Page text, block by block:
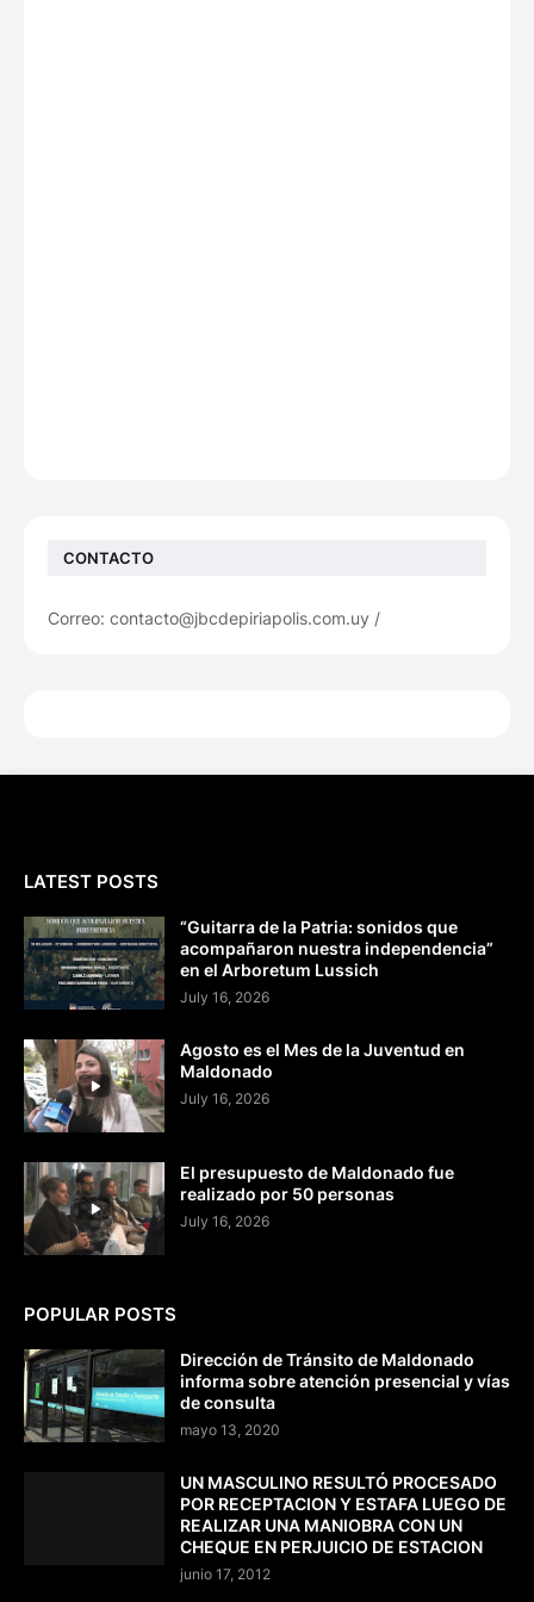
CONTACTO
Correo: contacto@jbcdepiriapolis.com.uy /
LATEST POSTS
“Guitarra de la Patria: sonidos que
acompañaron nuestra independencia”
en el Arboretum Lussich
July 16, 2026
Agosto es el Mes de la Juventud en
Maldonado
July 16, 2026
El presupuesto de Maldonado fue
realizado por 50 personas
July 16, 2026
POPULAR POSTS
Dirección de Tránsito de Maldonado
informa sobre atención presencial y vías
de consulta
mayo 13, 2020
UN MASCULINO RESULTÓ PROCESADO
POR RECEPTACION Y ESTAFA LUEGO DE
REALIZAR UNA MANIOBRA CON UN
CHEQUE EN PERJUICIO DE ESTACION
junio 17, 2012